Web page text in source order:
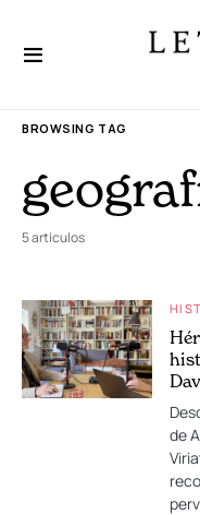
BROWSING TAG
5 artículos
de